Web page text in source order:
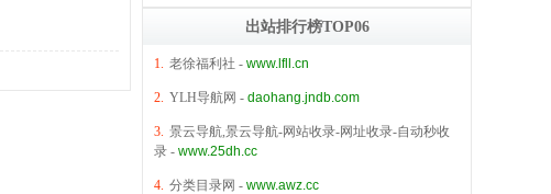
出站排行榜TOP06
1. 老徐福利社 - www.lfll.cn
2. YLH导航网 - daohang.jndb.com
3. 景云导航,景云导航-网站收录-网址收录-自动秒收
录 - www.25dh.cc
4. 分类目录网 - www.awz.cc